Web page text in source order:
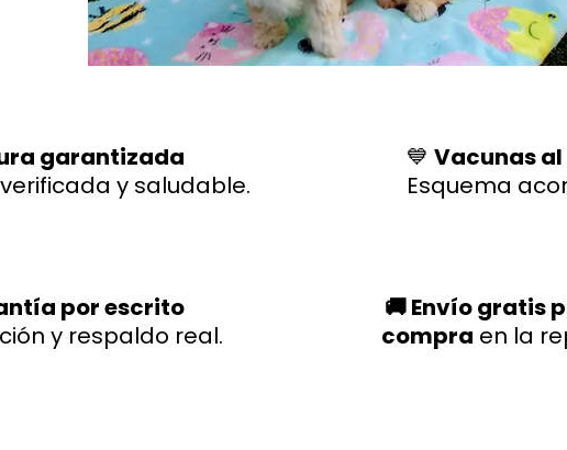
garantizada
y saludable.
💙 Vacunas
Esquema
por escrito
y respaldo real.
🚚 Envío gratis
compra en la